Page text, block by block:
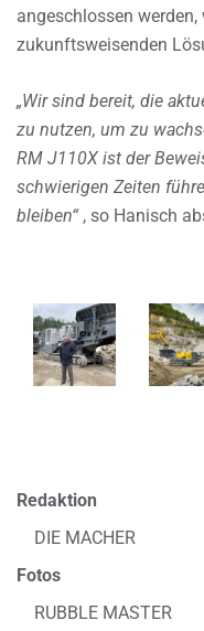
angeschlossen
zukunftsweisenden
„Wir sind bereit, die
zu nutzen, um zu
RM J110X ist der
schwierigen Zeiten
bleiben“, so Hanisch
Redaktion
DIE MACHER
Fotos
RUBBLE MASTER